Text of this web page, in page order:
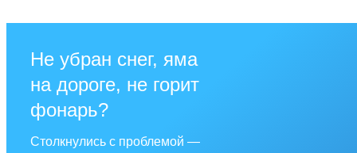
Не убран снег, яма
на дороге, не горит
фонарь?
Столкнулись с проблемой —